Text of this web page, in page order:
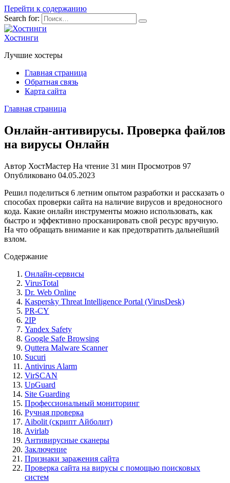
Перейти к содержанию
Search for:
Хостинги
Лучшие хостеры
Главная страница
Обратная связь
Карта сайта
Главная страница
Онлайн-антивирусы. Проверка файлов
на вирусы Онлайн
Автор ХостМастер На чтение 31 мин Просмотров 97
Опубликовано 04.05.2023
Решил поделиться 6 летним опытом разработки и рассказать о
способах проверки сайта на наличие вирусов и вредоносного
кода. Какие онлайн инструменты можно использовать, как
быстро и эффективно просканировать свой ресурс вручную.
На что обращать внимание и как предотвратить дальнейший
взлом.
Содержание
Онлайн-сервисы
VirusTotal
Dr. Web Online
Kaspersky Threat Intelligence Portal (VirusDesk)
PR-CY
2IP
Yandex Safety
Google Safe Browsing
Quttera Malware Scanner
Sucuri
Antivirus Alarm
VirSCAN
UpGuard
Site Guarding
Профессиональный мониторинг
Ручная проверка
Aibolit (скрипт Айболит)
Avirlab
Антивирусные сканеры
Заключение
Признаки заражения сайта
Проверка сайта на вирусы с помощью поисковых
систем